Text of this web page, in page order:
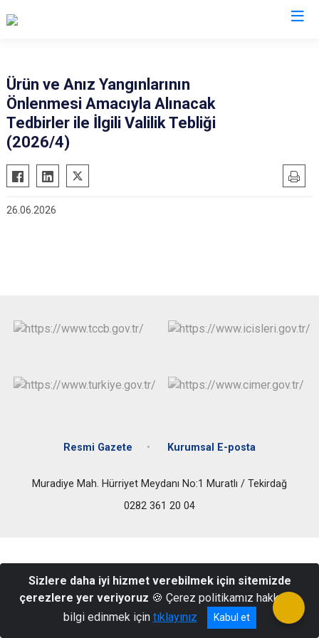
Çerkezköy
Çorlu
Malkara
Saray
Ürün ve Anız Yangınlarının
Önlenmesi Amacıyla Alınacak
Tedbirler ile İlgili Valilik Tebliği
(2026/4)
26.06.2026
Resmi Gazete Kurumsal E-posta
Muradiye Mah. Hürriyet Meydanı No:1 Muratlı / Tekirdağ
0282 361 20 04
Sizlere daha iyi hizmet verebilmek için sitemizde
çerezlere yer veriyoruz 🍪 Çerez politikamız hakkında
bilgi edinmek için tıklayınız Kabul et